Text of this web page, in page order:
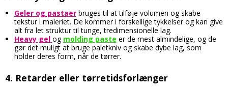
Geler og pastaerbruges til at tilføje volumen og skabe
tekstur i maleriet. De kommer i forskellige tykkelser og kan give
alt fra let struktur til tunge, tredimensionelle lag.
Heavy gel og molding paste er de mest almindelige, og de
gør det muligt at bruge paletkniv og skabe dybe lag, som
holder deres form, når de tørrer.
4. Retarder eller tørretidsforlænger